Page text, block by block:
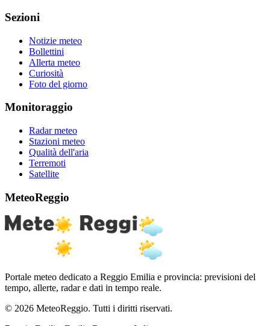
Sezioni
Notizie meteo
Bollettini
Allerta meteo
Curiosità
Foto del giorno
Monitoraggio
Radar meteo
Stazioni meteo
Qualità dell'aria
Terremoti
Satellite
MeteoReggio
Portale meteo dedicato a Reggio Emilia e provincia: previsioni del
tempo, allerte, radar e dati in tempo reale.
© 2026 MeteoReggio. Tutti i diritti riservati.